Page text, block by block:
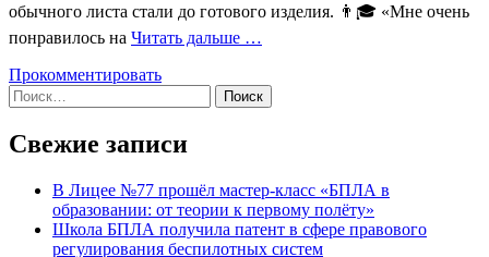
обычного листа стали до готового изделия. 👨🎓 «Мне очень
понравилось на Читать дальше …
Прокомментировать
Поиск
по:
Свежие записи
В Лицее №77 прошёл мастер-класс «БПЛА в
образовании: от теории к первому полёту»
Школа БПЛА получила патент в сфере правового
регулирования беспилотных систем